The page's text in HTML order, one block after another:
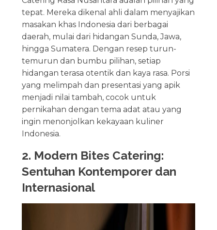
tepat. Mereka dikenal ahli dalam menyajikan
masakan khas Indonesia dari berbagai
daerah, mulai dari hidangan Sunda, Jawa,
hingga Sumatera. Dengan resep turun-
temurun dan bumbu pilihan, setiap
hidangan terasa otentik dan kaya rasa. Porsi
yang melimpah dan presentasi yang apik
menjadi nilai tambah, cocok untuk
pernikahan dengan tema adat atau yang
ingin menonjolkan kekayaan kuliner
Indonesia.
2. Modern Bites Catering:
Sentuhan Kontemporer dan
Internasional